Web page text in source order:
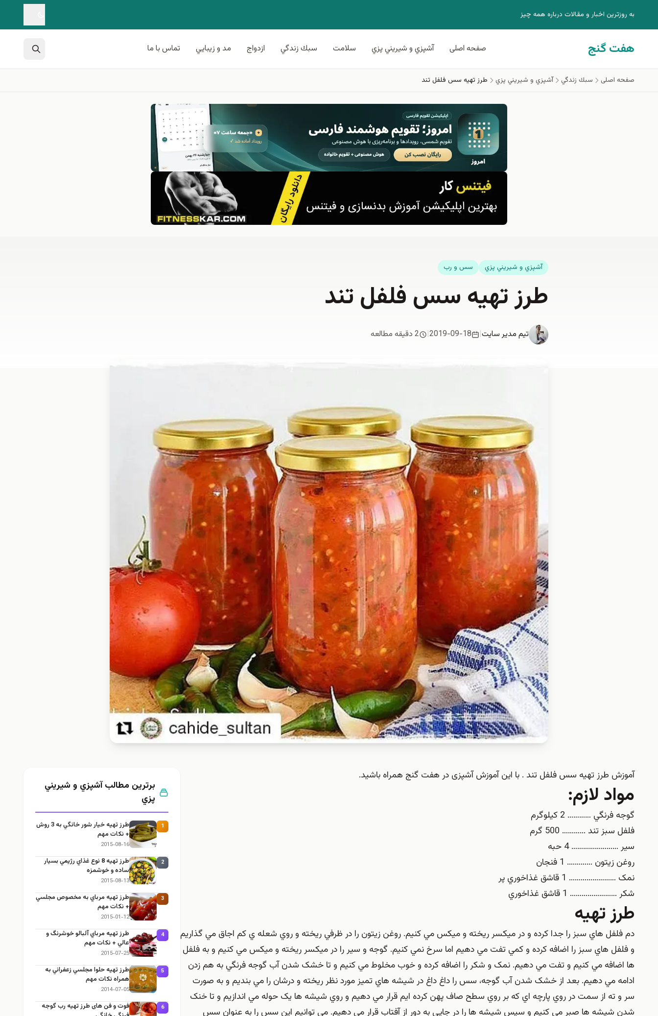
به روزترين اخبار و مقالات درباره همه چيز
هفت گنج صفحه اصلی آشپزي و شيريني پزي سلامت سبك زندگي ازدواج مد و زيبايي تماس با ما
صفحه اصلی سبك زندگي آشپزي و شيريني پزي طرز تهیه سس فلفل تند
آشپزي و شيريني پزي سس و رب
طرز تهیه سس فلفل تند
تیم مدیر سایت|
2019-09-18
| 2 دقیقه مطالعه
آموزش طرز تهیه سس فلفل تند . با این آموزش آشپزی در هفت گنج همراه باشید.
مواد لازم:
گوجه فرنگي ………… 2 کيلوگرم
فلفل سبز تند ………… 500 گرم
سير …………………… 4 حبه
روغن زيتون …………. 1 فنجان
نمک …………………… 1 قاشق غذاخوري پر
شکر …………………… 1 قاشق غذاخوري
طرز تهیه
دم فلفل هاي سبز را جدا کرده و در ميکسر ريخته و ميکس مي کنيم. روغن زيتون را در ظرفي ريخته و روي شعله ي کم اجاق مي گذاريم
و فلفل هاي سبز را اضافه کرده و کمي تفت مي دهيم اما سرخ نمي کنيم. گوجه و سير را در ميکسر ريخته و ميکس مي کنيم و به فلفل
ها اضافه مي کنيم و تفت مي دهيم. نمک و شکر را اضافه کرده و خوب مخلوط مي کنيم و تا خشک شدن آب گوجه فرنگي به هم زدن
ادامه مي دهيم. بعد از خشک شدن آب گوجه، سس را داغ داغ در شيشه هاي تميز مورد نظر ريخته و درشان را مي بنديم و به صورت
سر و ته از سمت در روي پارچه اي که بر روي سطح صاف پهن کرده ايم قرار مي دهيم و روي شيشه ها يک حوله مي اندازيم و تا خنک
شدن شيشه ها صبر مي کنيم و سپس شيشه ها را در جايي به دور از آفتاب قرار مي دهيم. مي توانيم اين سس را به عنوان سس
برترین مطالب آشپزي و شيريني
پزي
1
طرز تهيه خیار شور خانگي به 3 روش
+ نكات مهم
2015-08-16
2
طرز تهيه 8 نوع غذاي رژيمي بسيار
ساده و خوشمزه
2015-08-13
3
طرز تهيه مرباي به مخصوص مجلسي
+ نكات مهم
2015-01-12
4
طرز تهيه مرباي آلبالو خوشرنگ و
عالي + نكات مهم
2015-07-25
5
طرز تهيه حلوا مجلسي زعفراني به
همراه نكات مهم
2014-07-05
6
فوت و فن های طرز تهیه رب گوجه